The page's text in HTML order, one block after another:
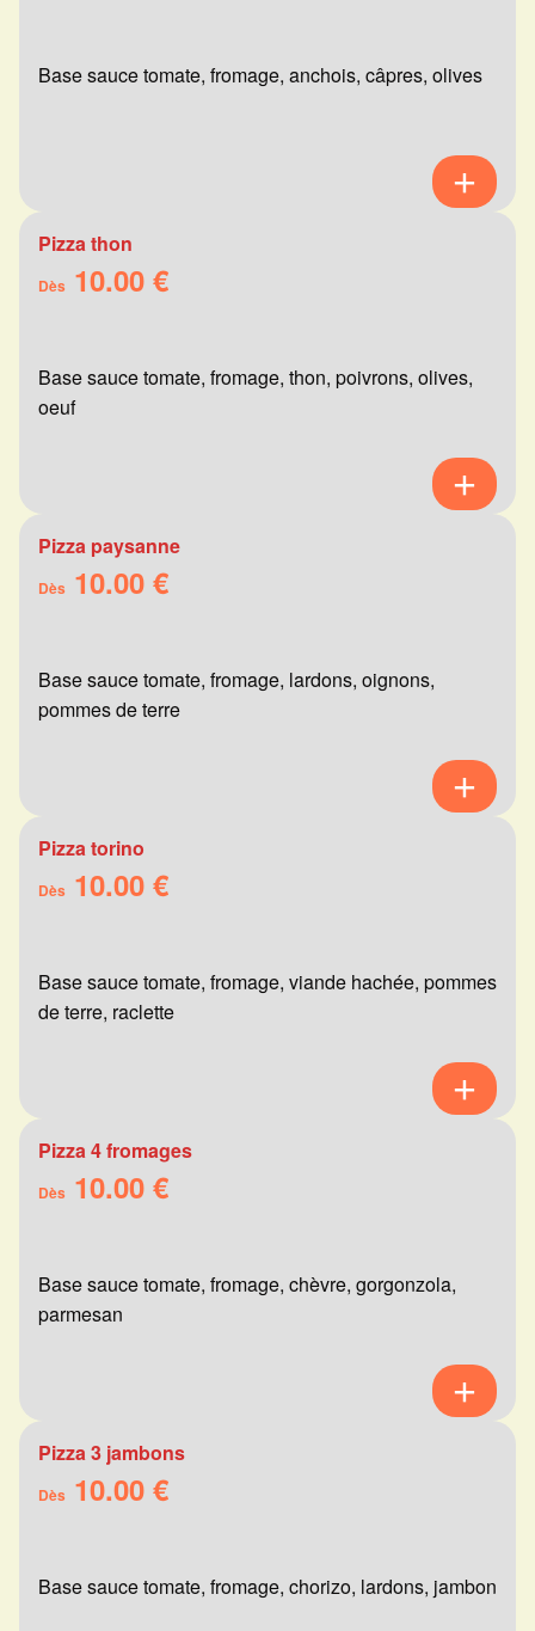
Base sauce tomate, fromage, anchois, câpres, olives
Pizza thon
Dès 10.00 €
Base sauce tomate, fromage, thon, poivrons, olives,
oeuf
Pizza paysanne
Dès 10.00 €
Base sauce tomate, fromage, lardons, oignons,
pommes de terre
Pizza torino
Dès 10.00 €
Base sauce tomate, fromage, viande hachée, pommes
de terre, raclette
Pizza 4 fromages
Dès 10.00 €
Base sauce tomate, fromage, chèvre, gorgonzola,
parmesan
Pizza 3 jambons
Dès 10.00 €
Base sauce tomate, fromage, chorizo, lardons, jambon